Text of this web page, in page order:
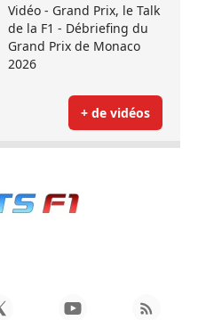
Vidéo - Grand Prix, le Talk
de la F1 - Débriefing du
Grand Prix de Monaco
2026
+ de vidéos